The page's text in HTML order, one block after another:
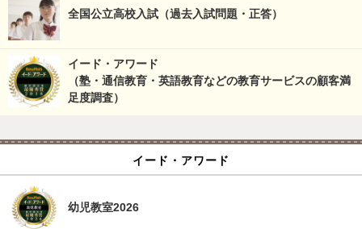
全国公立高校入試（過去入試問題・正答）
イード・アワード
（塾・通信教育・英語教育などの教育サービスの顧客満
足度調査）
イード・アワード
幼児教室2026